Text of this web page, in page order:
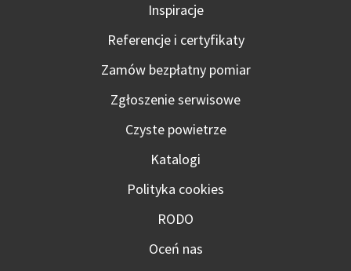
Inspiracje
Referencje i certyfikaty
Zamów bezpłatny pomiar
Zgłoszenie serwisowe
Czyste powietrze
Katalogi
Polityka cookies
RODO
Oceń nas